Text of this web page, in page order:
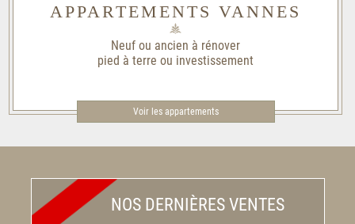
APPARTEMENTS VANNES
Neuf ou ancien à rénover
pied à terre ou investissement
Voir les appartements
NOS DERNIÈRES VENTES